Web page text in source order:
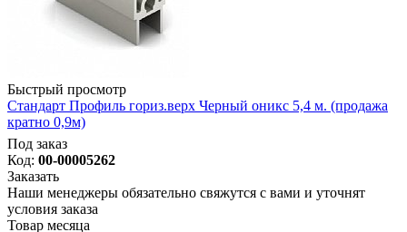
Быстрый просмотр
Стандарт Профиль гориз.верх Черный оникс 5,4 м. (продажа
кратно 0,9м)
Под заказ
Код: 00-00005262
Заказать
Наши менеджеры обязательно свяжутся с вами и уточнят
условия заказа
Товар месяца